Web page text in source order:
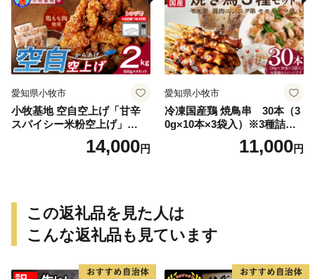
愛知県小牧市
小牧基地 空自空上げ「甘辛
スパイシー米粉空上げ」
（計2kg 500g×4袋）手羽先
14,000円
愛知県小牧市
冷凍国産鶏 焼鳥串 30本（3
0g×10本×3袋入）※3種詰め
合わせ 焼き鳥 おつまみ バー
ベキュー 小分け 国産 鶏肉 焼
せ
11,000円
この返礼品を見た人は
こんな返礼品も見ています